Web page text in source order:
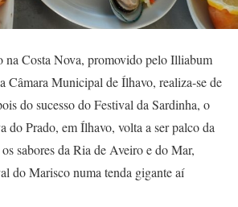
na Costa Nova, promovido pelo Illiabum
Câmara Municipal de Ílhavo, realiza-se de
do sucesso do Festival da Sardinha, o
do Prado, em Ílhavo, volta a ser palco da
sabores da Ria de Aveiro e do Mar,
do Marisco numa tenda gigante aí